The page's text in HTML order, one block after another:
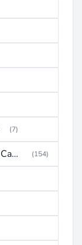
(7)
Caja Registradora (Electronic Cash Register) (154)